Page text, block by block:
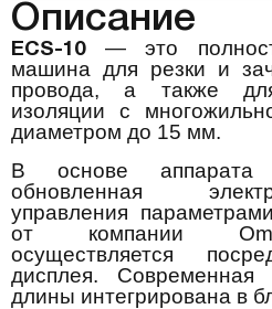
Описание
ECS-10— это
машина для резки и
провода, а также
изоляции с
диаметром до 15 мм.
В основе аппарата
обновленная
управления
от компании
осуществляется
дисплея. Современная
длины интегрирована в